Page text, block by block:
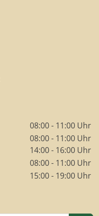
08:00 - 11:00 Uhr
08:00 - 11:00 Uhr
14:00 - 16:00 Uhr
08:00 - 11:00 Uhr
15:00 - 19:00 Uhr